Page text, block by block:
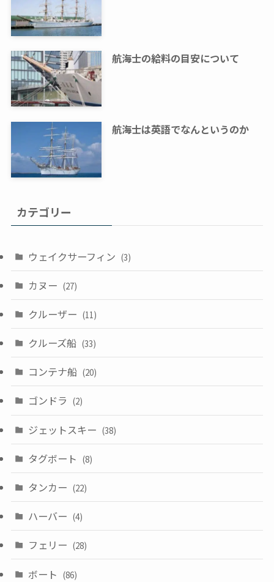
航海士の給料の目安について
航海士は英語でなんというのか
カテゴリー
ウェイクサーフィン (3)
カヌー (27)
クルーザー (11)
クルーズ船 (33)
コンテナ船 (20)
ゴンドラ (2)
ジェットスキー (38)
タグボート (8)
タンカー (22)
ハーバー (4)
フェリー (28)
ボート (86)